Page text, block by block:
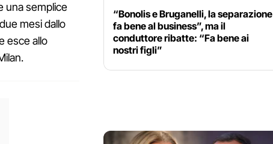
una semplice
mesi dallo
esce allo
“Bonolis e Bruganelli, la separazione
fa bene al business”, ma il
conduttore ribatte: “Fa bene ai
nostri figli”